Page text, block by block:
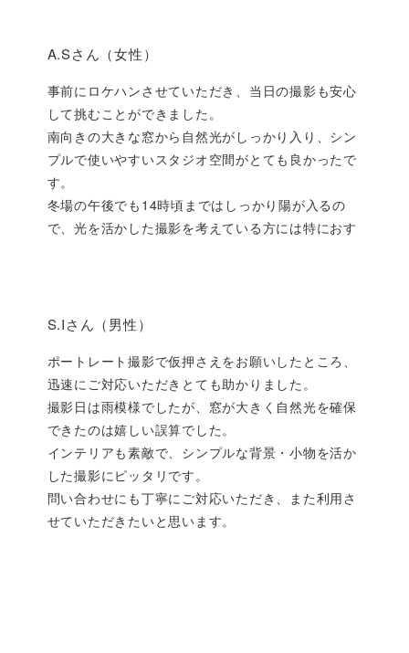
A.Sさん（女性）
事前にロケハンさせていただき、当日の撮影も安心
して挑むことができました。
南向きの大きな窓から自然光がしっかり入り、シン
プルで使いやすいスタジオ空間がとても良かったで
す。
冬場の午後でも14時頃まではしっかり陽が入るの
で、光を活かした撮影を考えている方には特におす
S.Iさん（男性）
ポートレート撮影で仮押さえをお願いしたところ、
迅速にご対応いただきとても助かりました。
撮影日は雨模様でしたが、窓が大きく自然光を確保
できたのは嬉しい誤算でした。
インテリアも素敵で、シンプルな背景・小物を活か
した撮影にピッタリです。
問い合わせにも丁寧にご対応いただき、また利用さ
せていただきたいと思います。